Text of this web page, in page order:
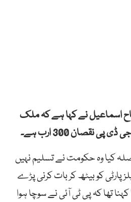
اسماعیل نے کہا ہے کہ ملک
نقصان 300 ارب ہے۔
جو فیصلہ کیا وہ حکومت نے تسلیم نہیں
پارٹی کو بیٹھ کر بات کرنی پڑے
تھا کہ پی ٹی آئی نے سوچا ہوا